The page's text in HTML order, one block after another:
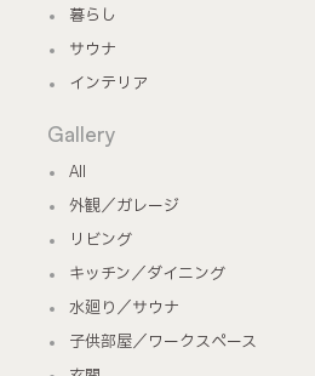
暮らし
サウナ
インテリア
Gallery
All
外観／ガレージ
リビング
キッチン／ダイニング
水廻り／サウナ
子供部屋／ワークスペース